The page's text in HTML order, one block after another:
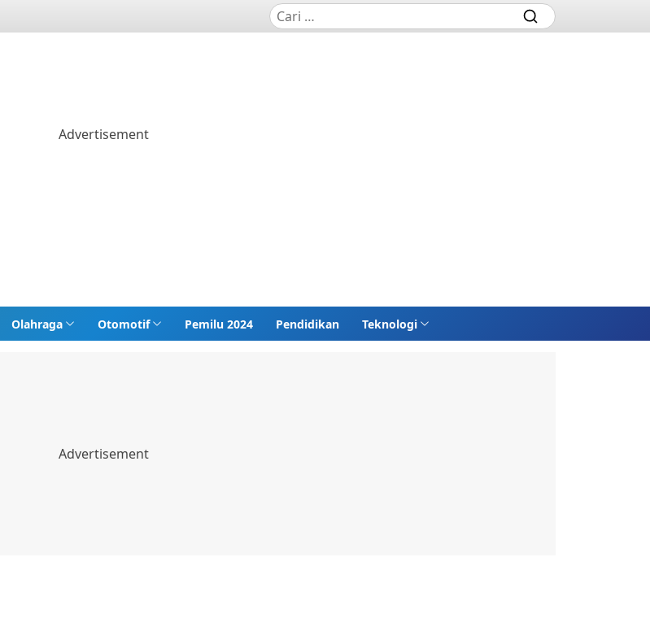
Olahraga Otomotif Pemilu 2024 Pendidikan Teknologi